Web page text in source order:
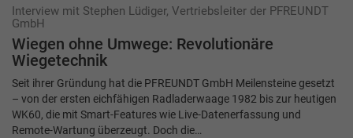
Interview mit Stephen Lüdiger, Vertriebsleiter der PFREUNDT
GmbH
Wiegen ohne Umwege: Revolutionäre
Wiegetechnik
Seit ihrer Gründung hat die PFREUNDT GmbH Meilensteine gesetzt
– von der ersten eichfähigen Radladerwaage 1982 bis zur heutigen
WK60, die mit Smart-Features wie Live-Datenerfassung und
Remote-Wartung überzeugt. Doch die…